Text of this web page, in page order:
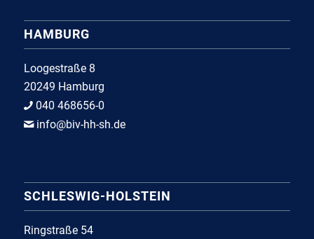
HAMBURG
Loogestraße 8
20249 Hamburg
040 468656-0
info@biv-hh-sh.de
SCHLESWIG-HOLSTEIN
Ringstraße 54